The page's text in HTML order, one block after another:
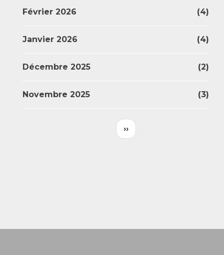
Février 2026 (4)
Janvier 2026 (4)
Décembre 2025 (2)
Novembre 2025 (3)
Page
››